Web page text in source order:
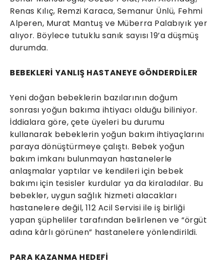
Renas Kılıç, Remzi Karaca, Semanur Ünlü, Fehmi
Alperen, Murat Mantuş ve Müberra Palabıyık yer
alıyor. Böylece tutuklu sanık sayısı 19’a düşmüş
durumda.
BEBEKLERİ YANLIŞ HASTANEYE GÖNDERDİLER
Yeni doğan bebeklerin bazılarının doğum
sonrası yoğun bakıma ihtiyacı olduğu biliniyor.
İddialara göre, çete üyeleri bu durumu
kullanarak bebeklerin yoğun bakım ihtiyaçlarını
paraya dönüştürmeye çalıştı. Bebek yoğun
bakım imkanı bulunmayan hastanelerle
anlaşmalar yaptılar ve kendileri için bebek
bakımı için tesisler kurdular ya da kiraladılar. Bu
bebekler, uygun sağlık hizmeti alacakları
hastanelere değil, 112 Acil Servisi ile iş birliği
yapan şüpheliler tarafından belirlenen ve “örgüt
adına kârlı görünen” hastanelere yönlendirildi.
PARA KAZANMA HEDEFİ